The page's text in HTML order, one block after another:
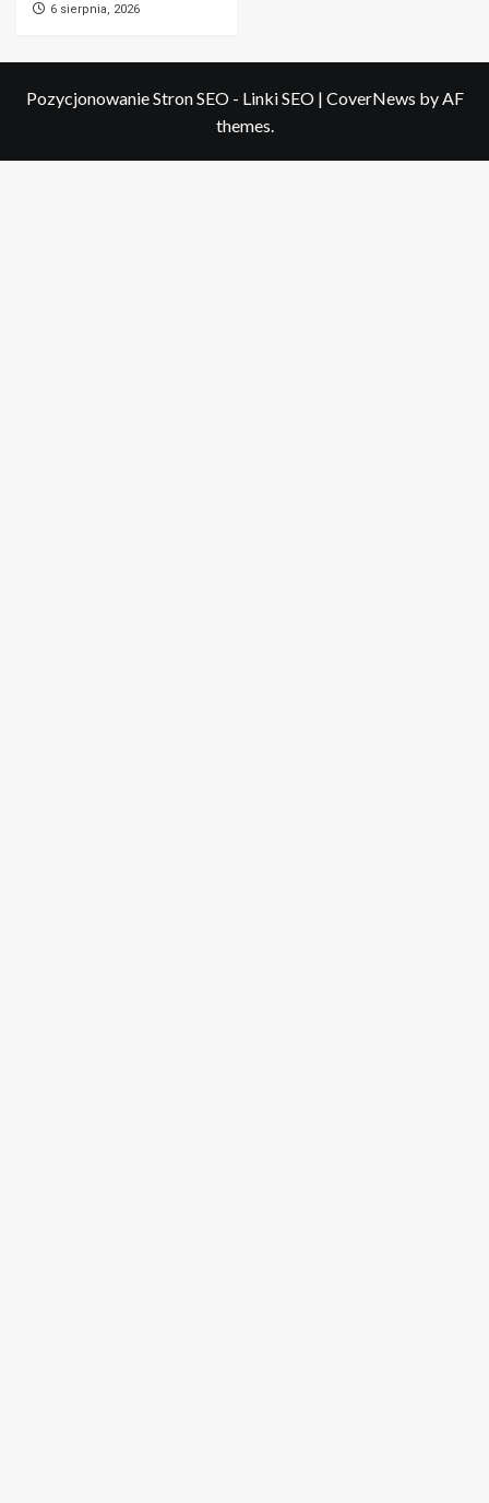
6 sierpnia, 2026
Pozycjonowanie Stron SEO - Linki SEO | CoverNews by AF
themes.